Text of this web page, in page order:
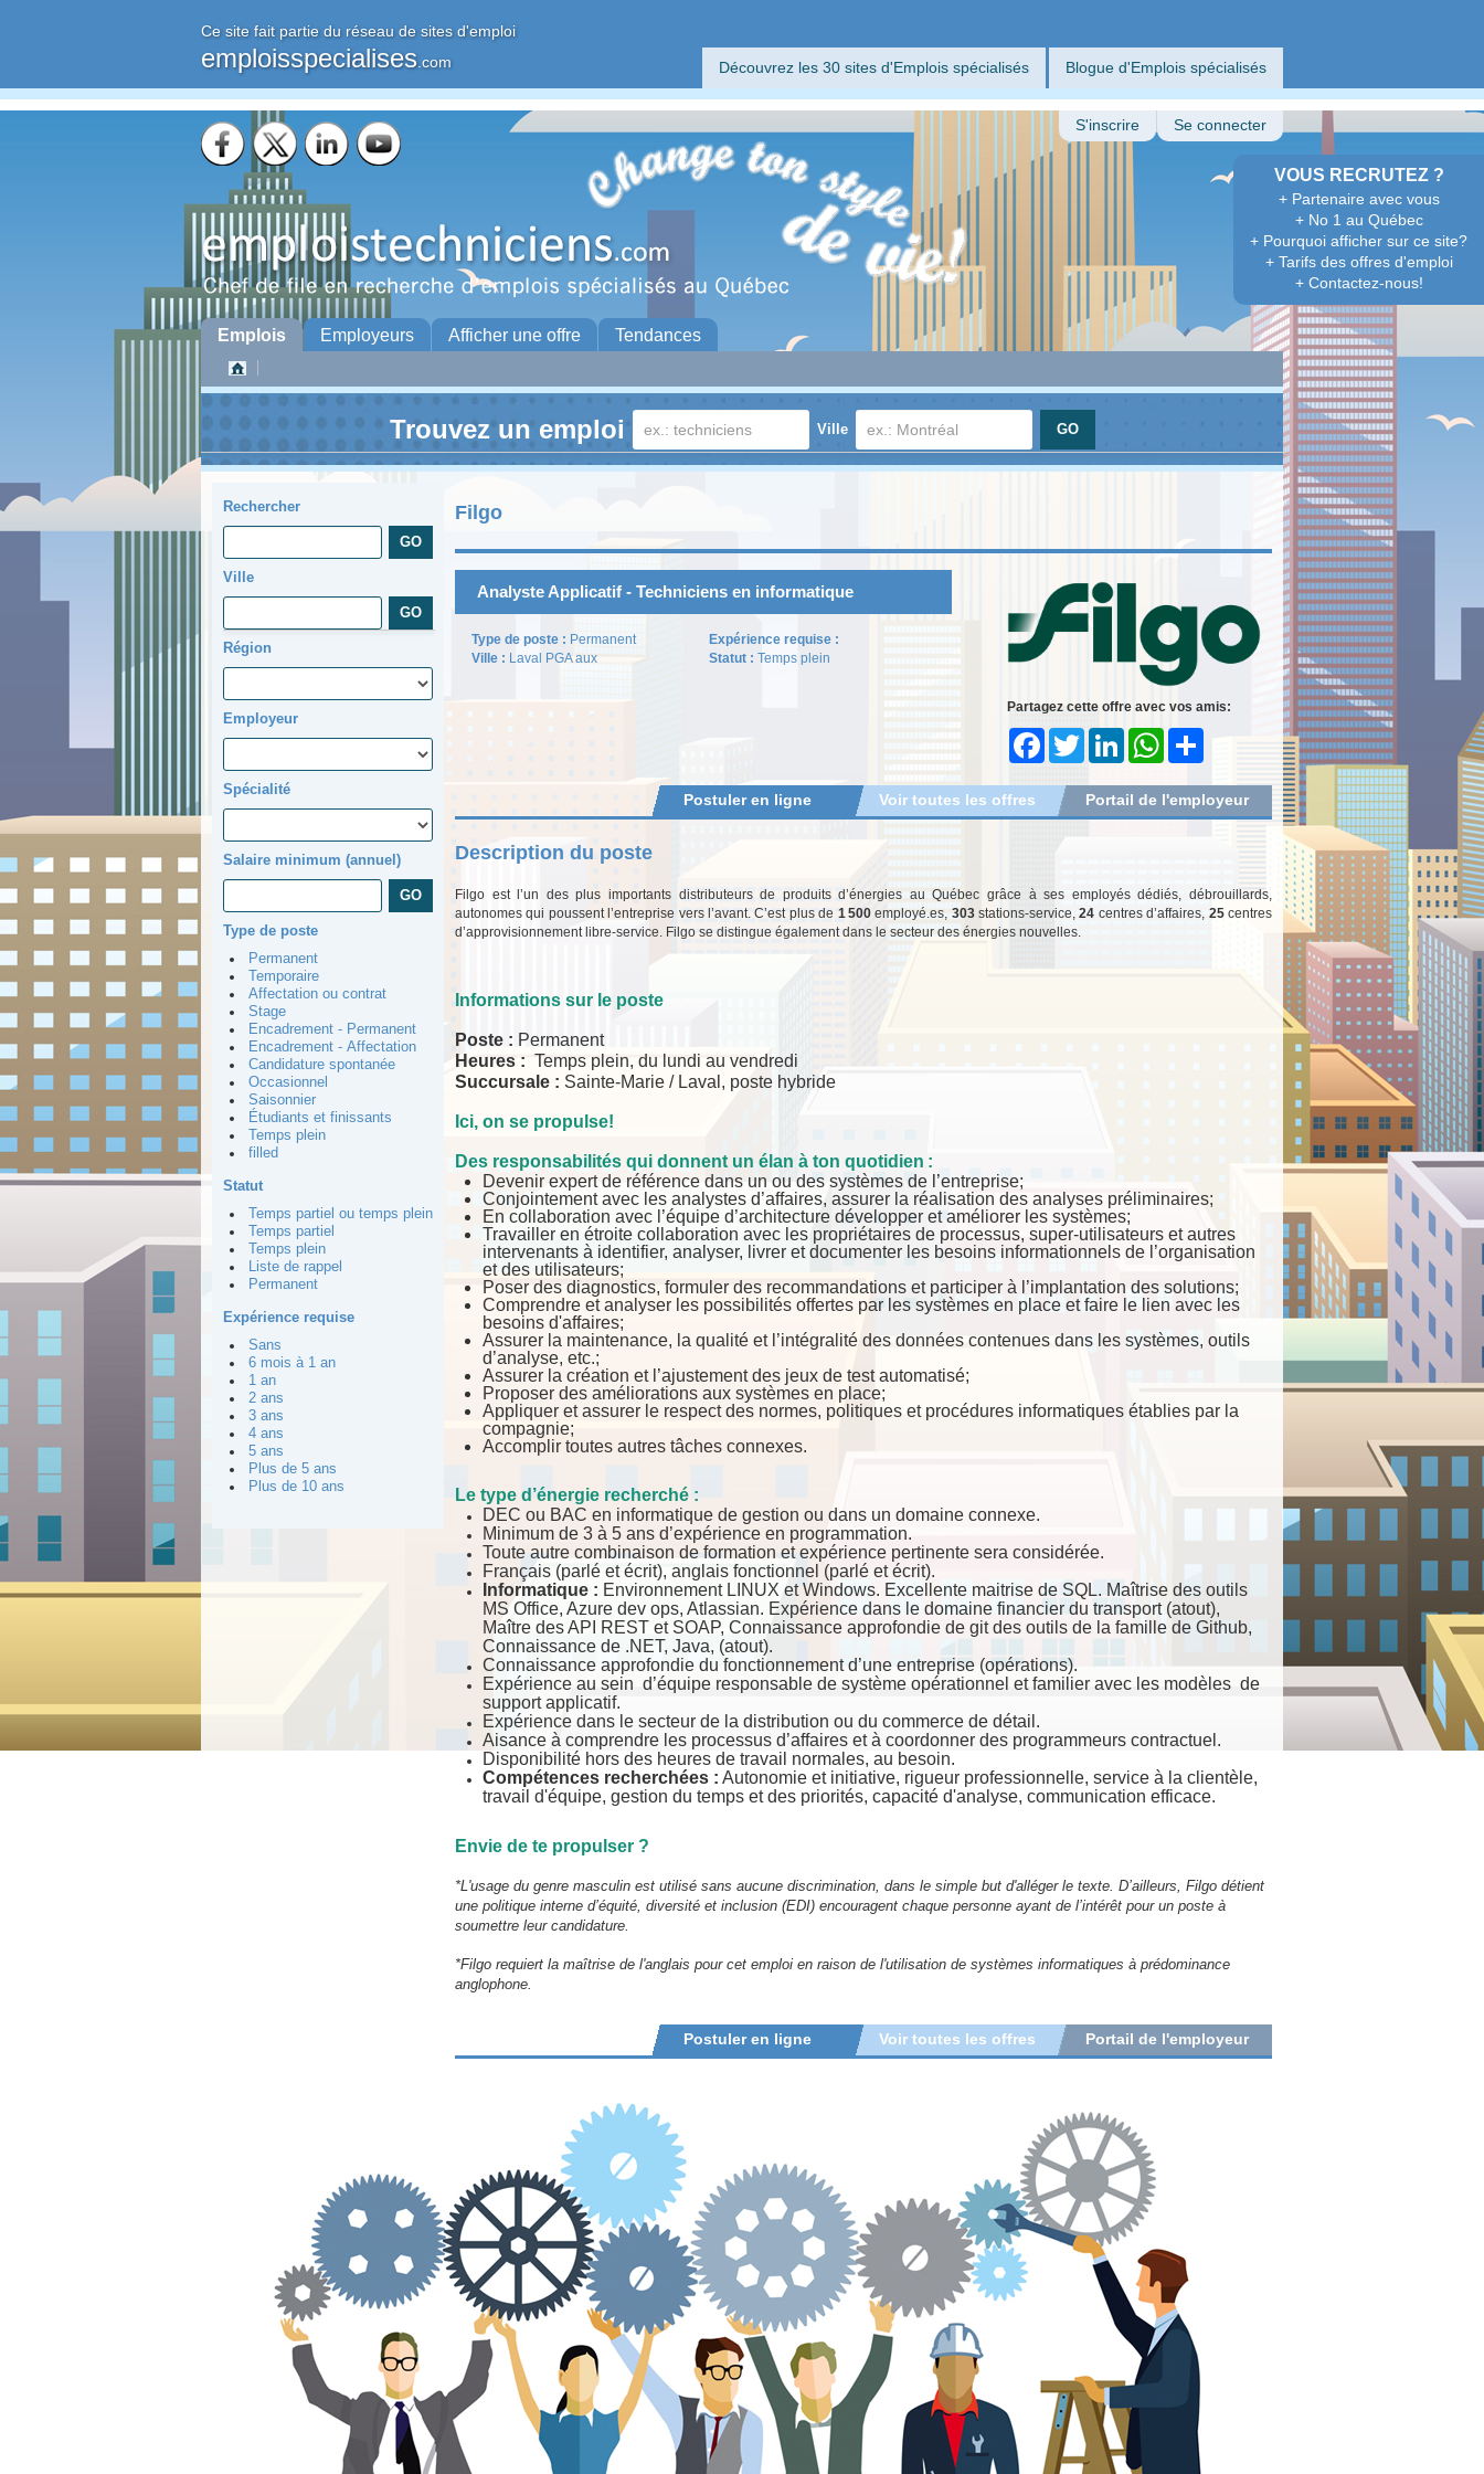
Ce site fait partie du réseau de sites d'emploi
emploisspecialises .com Découvrez les 30 sites d'Emplois spécialisés Blogue d'Emplois spécialisés
VOUS RECRUTEZ ?
+ Partenaire avec vous
+ No 1 au Québec
+ Pourquoi afficher sur ce site?
+ Tarifs des offres d'emploi
+ Contactez-nous!
S'inscrire Se connecter
Emplois Employeurs Afficher une offre Tendances
Trouvez un emploi Ville
Rechercher
Ville
Région
Employeur
Spécialité
Salaire minimum (annuel)
Type de poste
Permanent
Temporaire
Affectation ou contrat
Stage
Encadrement - Permanent
Encadrement - Affectation
Candidature spontanée
Occasionnel
Saisonnier
Étudiants et finissants
Temps plein
filled
Statut
Temps partiel ou temps plein
Temps partiel
Temps plein
Liste de rappel
Permanent
Expérience requise
Sans
6 mois à 1 an
1 an
2 ans
3 ans
4 ans
5 ans
Plus de 5 ans
Plus de 10 ans
Filgo
Analyste Applicatif - Techniciens en informatique
Type de poste : Permanent
Ville : Laval PGA aux
Expérience requise :
Statut : Temps plein
Partagez cette offre avec vos amis:
FacebookTwitter LinkedInWhatsApp
Portail de l'employeur
Voir toutes les offres
Postuler en ligne
Description du poste
Filgo est l’un des plus importants distributeurs de produits d’énergies au Québec grâce à ses employés dédiés, débrouillards,
autonomes qui poussent l’entreprise vers l’avant. C’est plus de 1 500employé.es,303stations-service,24 centres d’affaires, 25centres
d’approvisionnement libre-service. Filgo se distingue également dans le secteur des énergies nouvelles.
Informations sur le poste
Poste : Permanent
Heures : Temps plein, du lundi au vendredi
Succursale : Sainte-Marie / Laval, poste hybride
Ici, on se propulse!
Des responsabilités qui donnent un élan à ton quotidien :
Devenir expert de référence dans un ou des systèmes de l’entreprise;
Conjointement avec les analystes d’affaires, assurer la réalisation des analyses préliminaires;
En collaboration avec l’équipe d’architecture développer et améliorer les systèmes;
Travailler en étroite collaboration avec les propriétaires de processus, super-utilisateurs et autres
intervenants à identifier, analyser, livrer et documenter les besoins informationnels de l’organisation
et des utilisateurs;
Poser des diagnostics, formuler des recommandations et participer à l’implantation des solutions;
Comprendre et analyser les possibilités offertes par les systèmes en place et faire le lien avec les
besoins d'affaires;
Assurer la maintenance, la qualité et l’intégralité des données contenues dans les systèmes, outils
d’analyse, etc.;
Assurer la création et l’ajustement des jeux de test automatisé;
Proposer des améliorations aux systèmes en place;
Appliquer et assurer le respect des normes, politiques et procédures informatiques établies par la
compagnie;
Accomplir toutes autres tâches connexes.
Le type d’énergie recherché :
DEC ou BAC en informatique de gestion ou dans un domaine connexe.
Minimum de 3 à 5 ans d’expérience en programmation.
Toute autre combinaison de formation et expérience pertinente sera considérée.
Français (parlé et écrit), anglais fonctionnel (parlé et écrit).
Informatique : Environnement LINUX et Windows. Excellente maitrise de SQL. Maîtrise des outils
MS Office, Azure dev ops, Atlassian. Expérience dans le domaine financier du transport (atout),
Maître des API REST et SOAP, Connaissance approfondie de git des outils de la famille de Github,
Connaissance de .NET, Java, (atout).
Connaissance approfondie du fonctionnement d’une entreprise (opérations).
Expérience au sein d’équipe responsable de système opérationnel et familier avec les modèles de
support applicatif.
Expérience dans le secteur de la distribution ou du commerce de détail.
Aisance à comprendre les processus d’affaires et à coordonner des programmeurs contractuel.
Disponibilité hors des heures de travail normales, au besoin.
Compétences recherchées : Autonomie et initiative, rigueur professionnelle, service à la clientèle,
travail d'équipe, gestion du temps et des priorités, capacité d'analyse, communication efficace.
Envie de te propulser ?
*L'usage du genre masculin est utilisé sans aucune discrimination, dans le simple but d'alléger le texte. D’ailleurs, Filgo détient
une politique interne d’équité, diversité et inclusion (EDI) encouragent chaque personne ayant de l’intérêt pour un poste à
soumettre leur candidature.
*Filgo requiert la maîtrise de l'anglais pour cet emploi en raison de l'utilisation de systèmes informatiques à prédominance
anglophone.
Portail de l'employeur
Voir toutes les offres
Postuler en ligne